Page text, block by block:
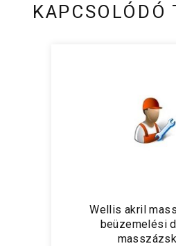
KAPCSOLÓDÓ
Wellis akril
beüzemelési